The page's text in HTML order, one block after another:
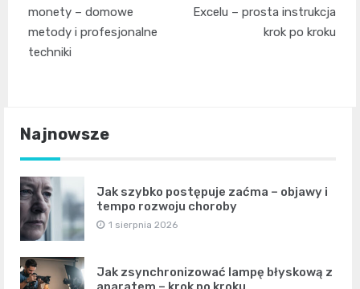
wpisu
monety – domowe
metody i profesjonalne
techniki
Excelu – prosta instrukcja
krok po kroku
Najnowsze
Jak szybko postępuje zaćma – objawy i
tempo rozwoju choroby
1 sierpnia 2026
Jak zsynchronizować lampę błyskową z